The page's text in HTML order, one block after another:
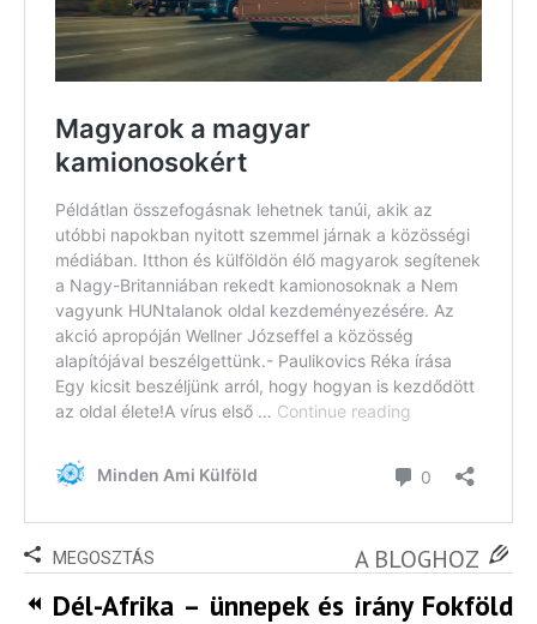
MEGOSZTÁS A BLOGHOZ
Dél-Afrika – ünnepek és irány Fokföld